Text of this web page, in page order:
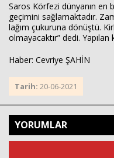
Saros Körfezi dünyanın en
geçimini sağlamaktadır.
lağım çukuruna dönüştü.
olmayacaktır” dedi.
Haber: Cevriye ŞAHİN
Tarih: 20-06-2021
YORUMLAR